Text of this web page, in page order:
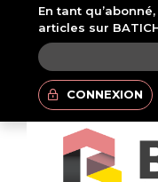
En tant
articles sur
CONNEXION